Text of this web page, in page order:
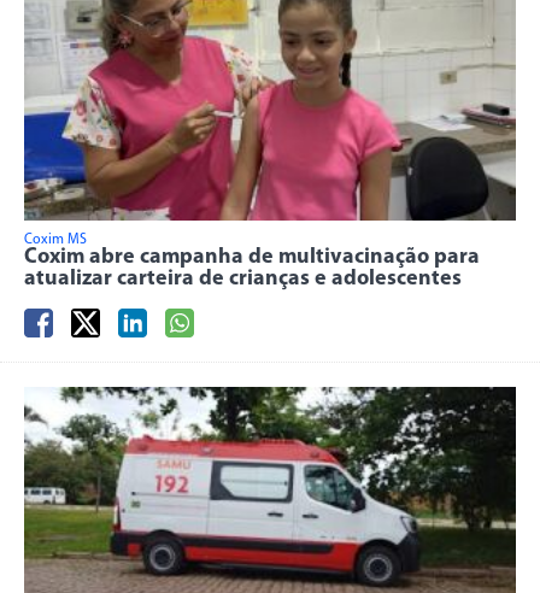
Coxim MS
Coxim abre campanha de multivacinação para
atualizar carteira de crianças e adolescentes